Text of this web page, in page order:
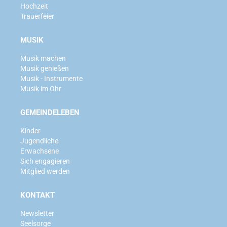
Hochzeit
Trauerfeier
MUSIK
Musik machen
Musik genießen
Musik - Instrumente
Musik im Ohr
GEMEINDELEBEN
Kinder
Jugendliche
Erwachsene
Sich engagieren
Mitglied werden
KONTAKT
Newsletter
Seelsorge